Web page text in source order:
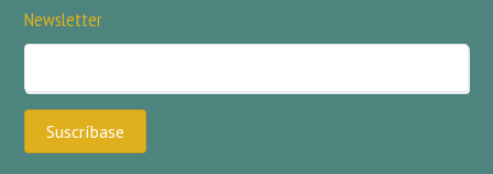
Newsletter